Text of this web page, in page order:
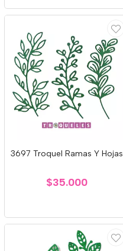
3697 Troquel Ramas Y Hojas
$35.000